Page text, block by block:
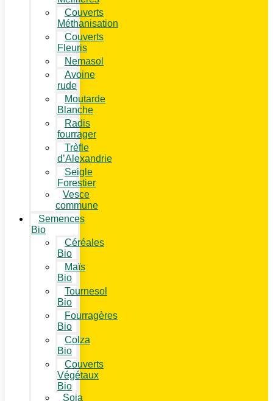
Couverts
Méthanisation
Couverts
Fleuris
Nemasol
Avoine
rude
Moutarde
Blanche
Radis
fourrager
Trèfle
d’Alexandrie
Seigle
Forestier
Vesce
commune
Semences
Bio
Céréales
Bio
Maïs
Bio
Tournesol
Bio
Fourragères
Bio
Colza
Bio
Couverts
Végétaux
Bio
Soja